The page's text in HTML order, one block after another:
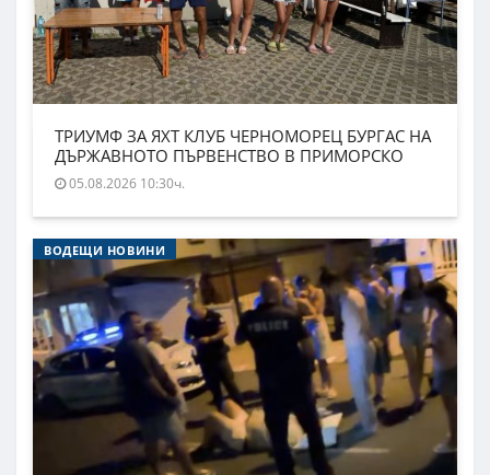
ТРИУМФ ЗА ЯХТ КЛУБ ЧЕРНОМОРЕЦ БУРГАС НА
ДЪРЖАВНОТО ПЪРВЕНСТВО В ПРИМОРСКО
05.08.2026 10:30ч.
ВОДЕЩИ НОВИНИ